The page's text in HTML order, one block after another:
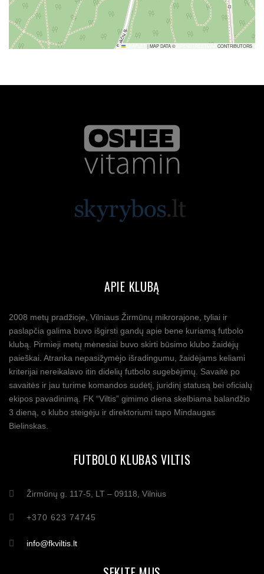
|MAP DATA © CONTRIBUTORS
APIE KLUBĄ
2008 metų pradžioje, Vilniaus Žirmūnų mikrorajone, tyliai ir
paslapčia galima buvo išgirsti gandų apie bene kuriamą futbolo
klubą. Pirmieji metų mėnesiai buvo skirti būsimo klubo žaidėjų
paieškai. Atranka nepasižymėjo išradingumu, žaidėjams keliami
kriterijai nereikalavo itin didelių futbolo sugebėjimų. Savaitė po
savaitės ir jau turime komandos sudėtį, juridinį statusą bei oficialų
ekipos pavadinimą. FK “Viltis” gimimo diena skelbiama balandžio
3 dieną, o klubo steigėju ir direktoriumi tapo Mindaugas
Bielinskas.
FUTBOLO KLUBAS VILTIS
Žirmūnų g. 117-5, LT – 09118, Vilnius
+370 623 74745
info@fkviltis.lt